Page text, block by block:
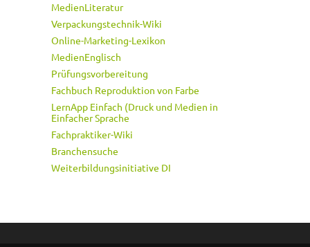
MedienLiteratur
Verpackungstechnik-Wiki
Online-Marketing-Lexikon
MedienEnglisch
Prüfungsvorbereitung
Fachbuch Reproduktion von Farbe
LernApp Einfach (Druck und Medien in
Einfacher Sprache
Fachpraktiker-Wiki
Branchensuche
Weiterbildungsinitiative DI